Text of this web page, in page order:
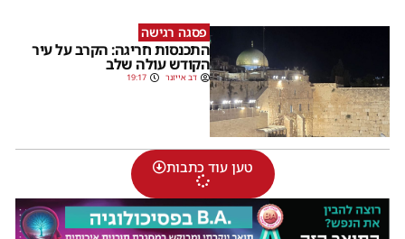
פסגה רגישה
התכנסות חריגה: הקרב על עיר
הקודש עולה שלב
דב אייזנר 19:17
טען עוד כתבות